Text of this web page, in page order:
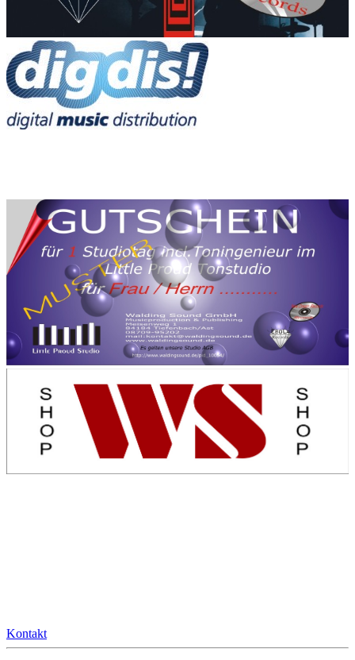
Kontakt